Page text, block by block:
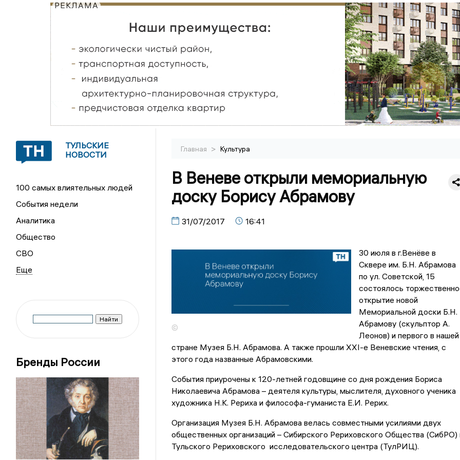
РЕКЛАМА
ТУЛЬСКИЕ
НОВОСТИ
100 самых влиятельных людей
События недели
Аналитика
Общество
СВО
Бренды России
Главная > Культура
В Веневе открыли мемориальную
доску Борису Абрамову
31/07/2017 16:41
©
30 июля в г.Венёве в
Сквере им. Б.Н. Абрамова
по ул. Советской, 15
состоялось
открытие новой
Мемориальной доски Б.Н.
Абрамову (скульптор А.
Леонов) и первого в нашей
стране Музея Б.Н. Абрамова. А также прошли ХХI-е Веневские чтения, с
этого года названные Абрамовскими.
События приурочены к 120-летней годовщине со дня рождения Бориса
Николаевича Абрамова – деятеля культуры, мыслителя, духовного ученика
художника Н.К. Рериха и философа-гуманиста Е.И. Рерих.
Организация Музея Б.Н. Абрамова велась совместными усилиями двух
общественных организаций – Сибирского Рериховского Общества (СибРО)
Тульского Рериховского исследовательского центра (ТулРИЦ).